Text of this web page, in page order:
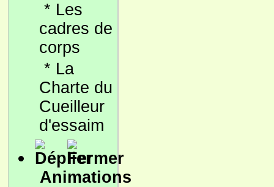
* Les
cadres de
corps
* La
Charte du
Cueilleur
d'essaim
Animations